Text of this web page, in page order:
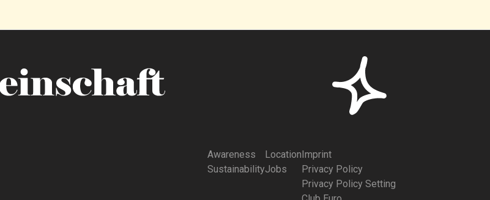
Awareness
Sustainability
Location
Jobs
Imprint
Privacy Policy
Privacy Policy Setting